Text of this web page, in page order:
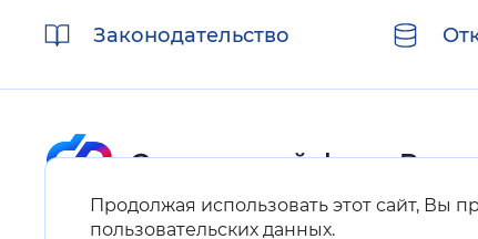
Продолжая использовать этот сайт, Вы
пользовательских данных.
ссылкиЗаконодательство
Карта сайта